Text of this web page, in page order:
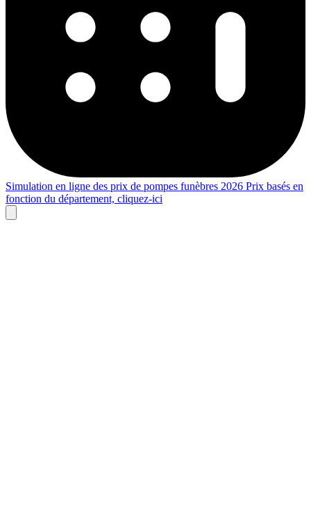
Simulation en ligne des prix de pompes funèbres 2026 Prix basés en
fonction du département, cliquez-ici